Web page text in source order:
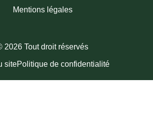
Mentions légales
2026 Tout droit réservés
sitePolitique de confidentialité